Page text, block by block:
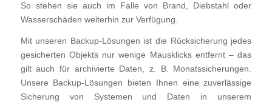
So stehen sie auch im Falle von Brand, Diebstahl oder
Wasserschäden weiterhin zur Verfügung.
Mit unseren Backup-Lösungen ist die Rücksicherung jedes
gesicherten Objekts nur wenige Mausklicks entfernt – das
gilt auch für archivierte Daten, z. B. Monatssicherungen.
Unsere Backup-Lösungen bieten Ihnen eine zuverlässige
Sicherung von Systemen und Daten in unserem